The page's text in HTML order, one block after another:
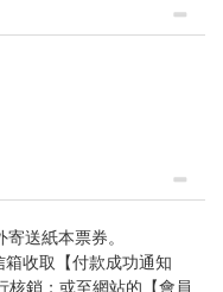
寄送紙本票券。
收取【付款成功通知
核銷；或至網站的【會員